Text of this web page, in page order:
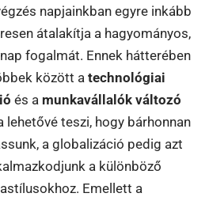
napjainkban egyre inkább
átalakítja a hagyományos,
fogalmát. Ennek hátterében
között a technológiai
és a munkavállalók változó
lehetővé teszi, hogy bárhonnan
a globalizáció pedig azt
a különböző
Emellett a